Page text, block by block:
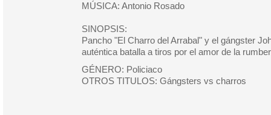
MÚSICA: Antonio Rosado
SINOPSIS:
Pancho "El Charro del Arrabal" y el gángster
auténtica batalla a tiros por el amor de la
GÉNERO: Policiaco
OTROS TITULOS: Gángsters vs charros